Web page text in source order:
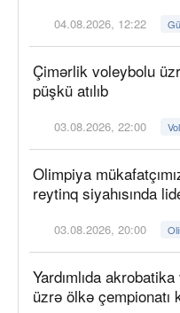
04.08.2026, 12:22
Çimərlik voleybolu
püşkü atılıb
03.08.2026, 22:00
Olimpiya
reytinq siyahısında
03.08.2026, 20:00
Yardımlıda
üzrə ölkə çempionatı